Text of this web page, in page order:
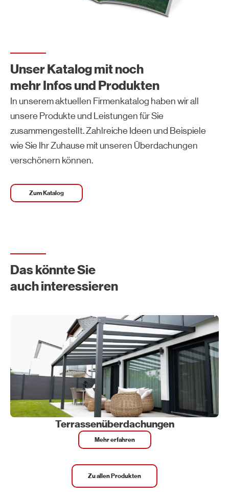
Unser Katalog mit noch
mehr Infos und Produkten
In unserem aktuellen Firmenkatalog haben wir all
unsere Produkte und Leistungen für Sie
zusammengestellt. Zahlreiche Ideen und Beispiele
wie Sie Ihr Zuhause mit unseren Überdachungen
verschönern können.
Zum Katalog
Das könnte Sie
auch interessieren
Terrassenüberdachungen
Mehr erfahren
Zu allen Produkten